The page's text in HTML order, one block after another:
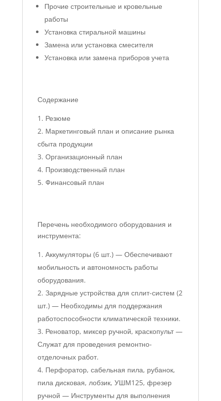
Прочие строительные и кровельные
работы
Установка стиральной машины
Замена или установка смесителя
Установка или замена приборов учета
Содержание
Резюме
Маркетинговый план и описание рынка
сбыта продукции
Организационный план
Производственный план
Финансовый план
Перечень необходимого оборудования и
инструмента:
Аккумуляторы (6 шт.) — Обеспечивают
мобильность и автономность работы
оборудования.
Зарядные устройства для сплит-систем (2
шт.) — Необходимы для поддержания
работоспособности климатической техники.
Реноватор, миксер ручной, краскопульт —
Служат для проведения ремонтно-
отделочных работ.
Перфоратор, сабельная пила, рубанок,
пила дисковая, лобзик, УШМ125, фрезер
ручной — Инструменты для выполнения